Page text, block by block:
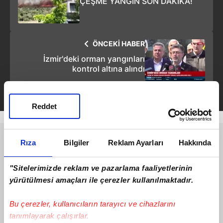
Rıza Bilgiler Reklam Ayarları Hakkında
"Sitelerimizde reklam ve pazarlama faaliyetlerinin
yürütülmesi amaçları ile çerezler kullanılmaktadır.
Bu çerezler, kullanıcıların tarayıcı ve cihazlarını
tanımlayarak çalışırlar.
Reddet
ÖNCEKİ HABER
İzmir'deki orman yangınları
kontrol altına alındı